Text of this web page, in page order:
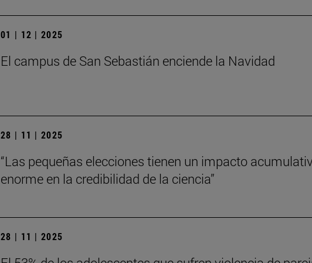
01 | 12 | 2025
El campus de San Sebastián enciende la Navidad
28 | 11 | 2025
“Las pequeñas elecciones tienen un impacto
enorme en la credibilidad de la ciencia”
28 | 11 | 2025